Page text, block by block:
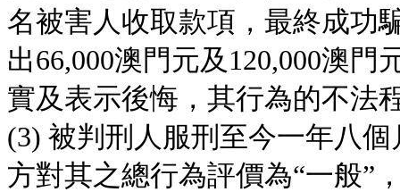
名被害人收取款項，最終成功
出66,000澳門元及120,000澳
實及表示後悔，其行為的不法
(3) 被判刑人服刑至今一年八
方對其之總行為評價為“一般”